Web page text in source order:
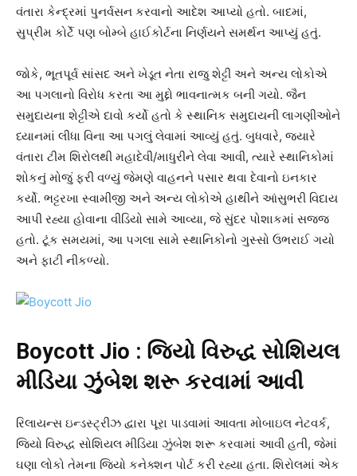
વંતારા કેન્દ્રમાં પુનર્વસન કરવાનો આદેશ આપ્યો હતો. બાદમાં,
સુપ્રીમ કોર્ટે પણ બોમ્બે હાઈકોર્ટના નિર્ણયને સમર્થન આપ્યું હતું.
જોકે, ભૂતપૂર્વ સાંસદ અને ખેડૂત નેતા રાજુ શેટ્ટી અને અન્ય લોકોએ
આ પગલાનો વિરોધ કરતા આ મુદ્દો ભાવનાત્મક બની ગયો. જૈન
સમુદાયના શેટ્ટીએ દાવો કર્યો હતો કે સ્થાનિક સમુદાયની લાગણીઓને
ધ્યાનમાં લીધા વિના આ પગલું લેવામાં આવ્યું હતું. બુધવારે, જ્યારે
વંતારા ટીમ શિરોલથી મહાદેવી/માધુરીને લેવા આવી, ત્યારે સ્થાનિકોમાં
શોકનું મોજું ફરી વળ્યું જેમણે વાહનને પસાર થવા દેવાનો ઇનકાર
કર્યો. ભટ્ટરખા સ્વામીજી અને અન્ય લોકોએ હાથીને આંસુભરી વિદાય
આપી રહ્યા હોવાના વીડિયો સામે આવ્યા, જે સુંદર પોશાકમાં સજ્જ
હતો. ટૂંક સમયમાં, આ પગલા સામે સ્થાનિકોનો ગુસ્સો ઉભરાઈ ગયો
અને ફાટી નીકળ્યો.
Boycott Jio : જિયો વિરુદ્ધ સોશિયલ
મીડિયા ઝુંબેશ શરૂ કરવામાં આવી
રિલાયન્સ ઇન્ડસ્ટ્રીઝ દ્વારા પૂરા પાડવામાં આવતા મોબાઇલ નેટવર્ક,
જિયો વિરુદ્ધ સોશિયલ મીડિયા ઝુંબેશ શરૂ કરવામાં આવી હતી, જેમાં
ઘણા લોકો તેમના જિયો કનેક્શન પોર્ટ કરી રહ્યા હતા. શિરોલમાં એક